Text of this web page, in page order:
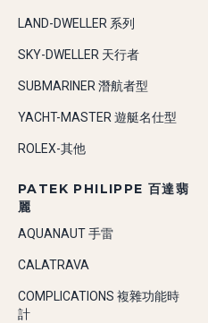
LAND-DWELLER 系列
SKY-DWELLER 天行者
SUBMARINER 潛航者型
YACHT-MASTER 遊艇名仕型
ROLEX-其他
PATEK PHILIPPE 百達翡
麗
AQUANAUT 手雷
CALATRAVA
COMPLICATIONS 複雜功能時
計